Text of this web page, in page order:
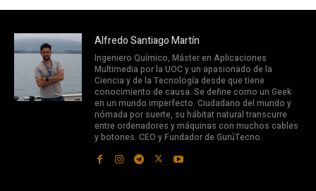
Alfredo Santiago Martín
Ingeniero Químico, Máster en Aplicaciones
Multimedia por la UOC y un apasionado de la
Ciencia y de la Tecnología desde que tiene
conocimiento de causa. Se define como un Geek
en un mundo imperfecto. Ciudadano del mundo y
nómada por suerte, su hábitat natural transcurre
entre ordenadores y máquinas con muchos cables
y botones. CEO y Fundador de GurúTecno.